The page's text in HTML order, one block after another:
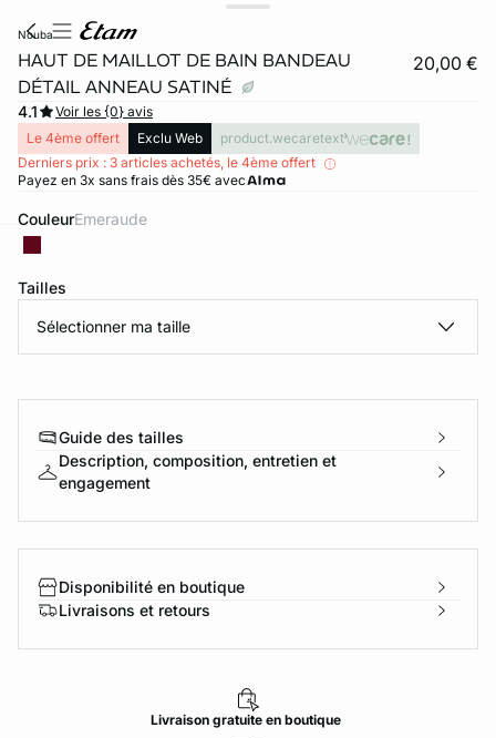
nouba
HAUT DE MAILLOT DE BAIN BANDEAU
DÉTAIL ANNEAU SATINÉ
20,00 €
4.1
Voir les {0} avis
Le 4ème offert
Exclu Web
product.wecaretext
Derniers prix : 3 articles achetés, le 4ème offert
Payez en 3x sans frais dès 35€ avec
Couleur emeraude
Tailles
Sélectionner ma taille
Guide des tailles
Description, composition, entretien et
engagement
Disponibilité en boutique
Livraisons et retours
Livraisongratuiteen boutique